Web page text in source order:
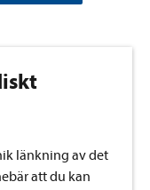
länkning av det
att du kan